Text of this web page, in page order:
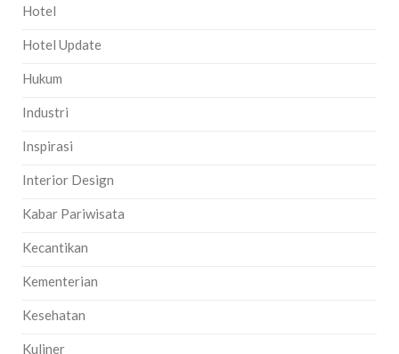
Hotel
Hotel Update
Hukum
Industri
Inspirasi
Interior Design
Kabar Pariwisata
Kecantikan
Kementerian
Kesehatan
Kuliner